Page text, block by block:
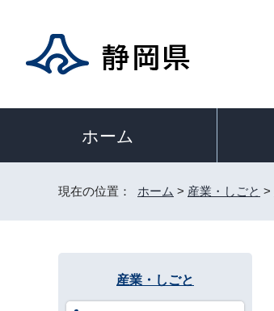
ホーム
現在の位置： ホーム > 産業・しごと >
産業・しごと